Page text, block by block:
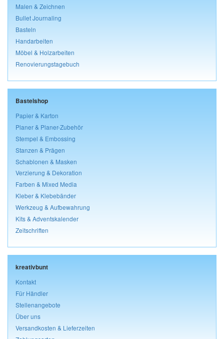
Malen & Zeichnen
Bullet Journaling
Basteln
Handarbeiten
Möbel & Holzarbeiten
Renovierungstagebuch
Bastelshop
Papier & Karton
Planer & Planer-Zubehör
Stempel & Embossing
Stanzen & Prägen
Schablonen & Masken
Verzierung & Dekoration
Farben & Mixed Media
Kleber & Klebebänder
Werkzeug & Aufbewahrung
Kits & Adventskalender
Zeitschriften
kreativbunt
Kontakt
Für Händler
Stellenangebote
Über uns
Versandkosten & Lieferzeiten